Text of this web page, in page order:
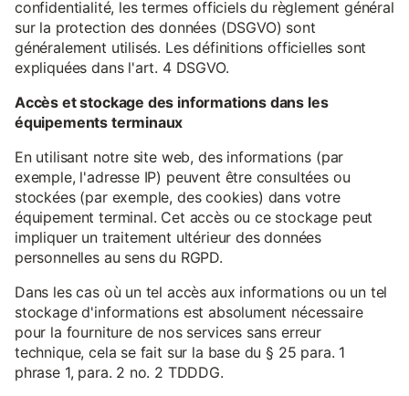
confidentialité, les termes officiels du règlement général
sur la protection des données (DSGVO) sont
généralement utilisés. Les définitions officielles sont
expliquées dans l'art. 4 DSGVO.
Accès et stockage des informations dans les
équipements terminaux
En utilisant notre site web, des informations (par
exemple, l'adresse IP) peuvent être consultées ou
stockées (par exemple, des cookies) dans votre
équipement terminal. Cet accès ou ce stockage peut
impliquer un traitement ultérieur des données
personnelles au sens du RGPD.
Dans les cas où un tel accès aux informations ou un tel
stockage d'informations est absolument nécessaire
pour la fourniture de nos services sans erreur
technique, cela se fait sur la base du § 25 para. 1
phrase 1, para. 2 no. 2 TDDDG.